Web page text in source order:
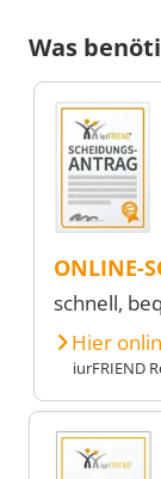
Was
ONLINE-
schnell,
Hier
iurFRIEND